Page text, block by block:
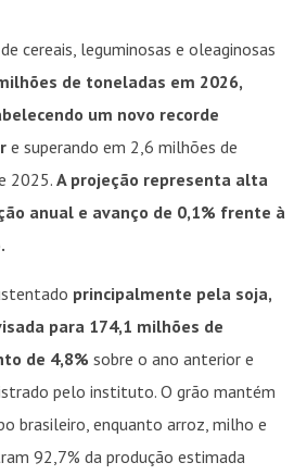
cereais, leguminosas e oleaginosas
de toneladas em 2026,
um novo recorde
e superando em 2,6 milhões de
2025. A projeção representa alta
anual e avanço de 0,1% frente à
principalmente pela soja,
para 174,1 milhões de
de 4,8% sobre o ano anterior e
pelo instituto. O grão mantém
brasileiro, enquanto arroz, milho e
92,7% da produção estimada